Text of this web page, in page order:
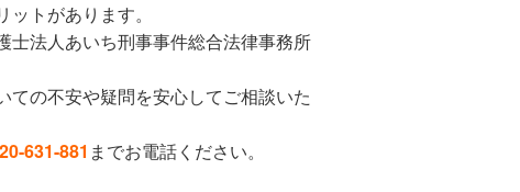
トがあります。
士法人あいち刑事事件総合法律事務所
ての不安や疑問を安心してご相談いた
631-881 までお電話ください。